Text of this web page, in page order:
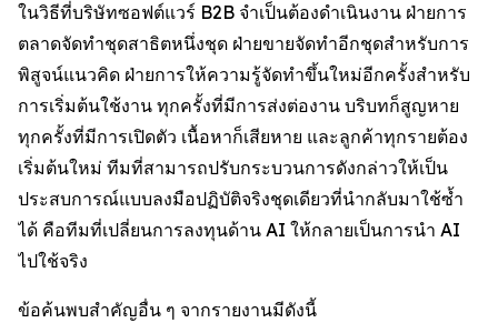
ในวิธีที่บริษัทซอฟต์แวร์ B2B จำเป็นต้องดำเนินงาน ฝ่ายการ
ตลาดจัดทำชุดสาธิตหนึ่งชุด ฝ่ายขายจัดทำอีกชุดสำหรับการ
พิสูจน์แนวคิด ฝ่ายการให้ความรู้จัดทำขึ้นใหม่อีกครั้งสำหรับ
การเริ่มต้นใช้งาน ทุกครั้งที่มีการส่งต่องาน บริบทก็สูญหาย
ทุกครั้งที่มีการเปิดตัว เนื้อหาก็เสียหาย และลูกค้าทุกรายต้อง
เริ่มต้นใหม่ ทีมที่สามารถปรับกระบวนการดังกล่าวให้เป็น
ประสบการณ์แบบลงมือปฏิบัติจริงชุดเดียวที่นำกลับมาใช้ซ้ำ
ได้ คือทีมที่เปลี่ยนการลงทุนด้าน AI ให้กลายเป็นการนำ AI
ไปใช้จริง
ข้อค้นพบสำคัญอื่น ๆ จากรายงานมีดังนี้